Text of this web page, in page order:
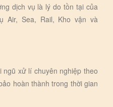
dịch vụ là lý do tồn tại của
Air, Sea, Rail, Kho vận và
ngũ xử lí chuyên nghiệp theo
hoàn thành trong thời gian